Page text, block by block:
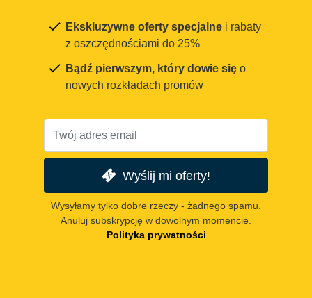
Ekskluzywne oferty specjalne i rabaty
z oszczędnościami do 25%
Bądź pierwszym, który dowie się o
nowych rozkładach promów
Wyślij mi oferty!
Wysyłamy tylko dobre rzeczy - żadnego spamu.
Anuluj subskrypcję w dowolnym momencie.
Polityka prywatności